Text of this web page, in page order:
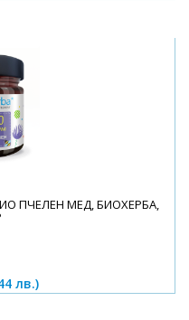
ПЧЕЛЕН МЕД, БИОХЕРБА,
лв.)